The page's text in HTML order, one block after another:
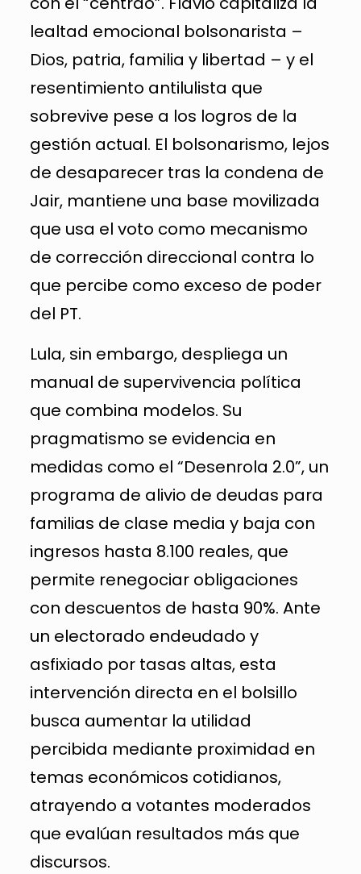
lealtad emocional bolsonarista –
Dios, patria, familia y libertad – y el
resentimiento antilulista que
sobrevive pese a los logros de la
gestión actual. El bolsonarismo, lejos
de desaparecer tras la condena de
Jair, mantiene una base movilizada
que usa el voto como mecanismo
de corrección direccional contra lo
que percibe como exceso de poder
del PT.
Lula, sin embargo, despliega un
manual de supervivencia política
que combina modelos. Su
pragmatismo se evidencia en
medidas como el “Desenrola 2.0”, un
programa de alivio de deudas para
familias de clase media y baja con
ingresos hasta 8.100 reales, que
permite renegociar obligaciones
con descuentos de hasta 90%. Ante
un electorado endeudado y
asfixiado por tasas altas, esta
intervención directa en el bolsillo
busca aumentar la utilidad
percibida mediante proximidad en
temas económicos cotidianos,
atrayendo a votantes moderados
que evalúan resultados más que
discursos.